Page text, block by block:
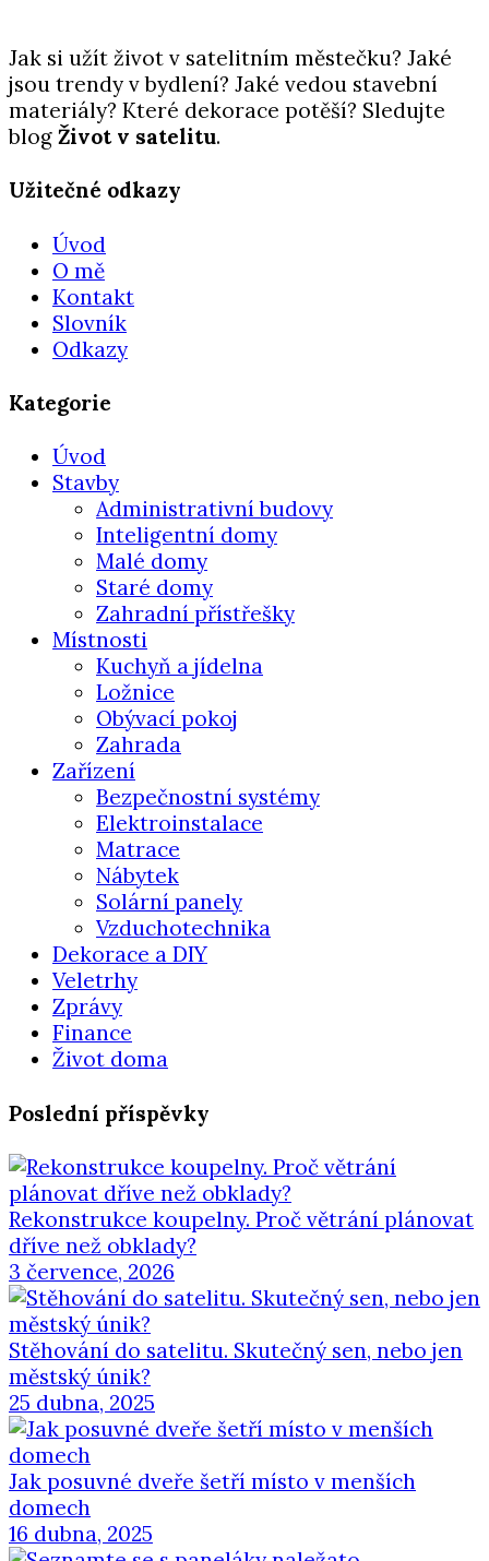
Jak si užít život v satelitním městečku? Jaké
jsou trendy v bydlení? Jaké vedou stavební
materiály? Které dekorace potěší? Sledujte
blog Život v satelitu.
Užitečné odkazy
Úvod
O mě
Kontakt
Slovník
Odkazy
Kategorie
Úvod
Stavby
Administrativní budovy
Inteligentní domy
Malé domy
Staré domy
Zahradní přístřešky
Místnosti
Kuchyň a jídelna
Ložnice
Obývací pokoj
Zahrada
Zařízení
Bezpečnostní systémy
Elektroinstalace
Matrace
Nábytek
Solární panely
Vzduchotechnika
Dekorace a DIY
Veletrhy
Zprávy
Finance
Život doma
Poslední příspěvky
Rekonstrukce koupelny. Proč větrání plánovat
dříve než obklady?
3 července, 2026
Stěhování do satelitu. Skutečný sen, nebo jen
městský únik?
25 dubna, 2025
Jak posuvné dveře šetří místo v menších
domech
16 dubna, 2025